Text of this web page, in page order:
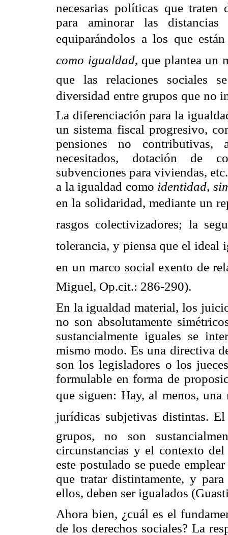
necesarias políticas que traten
para aminorar las
equiparándolos a los que
como igualdad, que plantea
que las relaciones sociales
diversidad entre grupos que no
La diferenciación para la
un sistema fiscal progresivo,
pensiones no contributivas,
necesitados, dotación de
subvenciones para viviendas,
a la igualdad como identidad,
en la solidaridad, mediante un
rasgos colectivizadores; la
tolerancia, y piensa que el
en un marco social exento de
Miguel, Op.cit.: 286-290).
En la igualdad material, los
no son absolutamente
sustancialmente iguales se
mismo modo. Es una directiva
son los legisladores o los
formulable en forma de
que siguen: Hay, al menos, una
jurídicas subjetivas distintas.
grupos, no son
circunstancias y el contexto
este postulado se puede
que tratar distintamente, y
ellos, deben ser igualados
Ahora bien, ¿cuál es el
de los derechos sociales? La